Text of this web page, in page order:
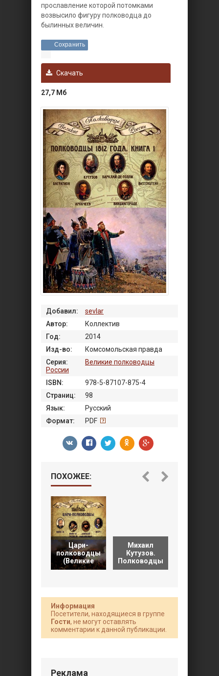
прославление которой потомками
возвысило фигуру полководца до
былинных величин.
Сохранить
Скачать
27,7 Мб
Добавил:
sevlar
Автор:
Коллектив
Год:
2014
Изд-во:
Комсомольская правда
Серия:
Великие полководцы
России
ISBN:
978-5-87107-875-4
Страниц:
98
Язык:
Русский
Формат:
PDF
ПОХОЖЕЕ:
Цари-
полководцы
(Великие
Михаил
Кутузов.
Полководцы
Информация
Посетители, находящиеся в группе
Гости, не могут оставлять
комментарии к данной публикации.
Реклама